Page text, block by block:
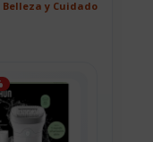
Belleza y Cuidado